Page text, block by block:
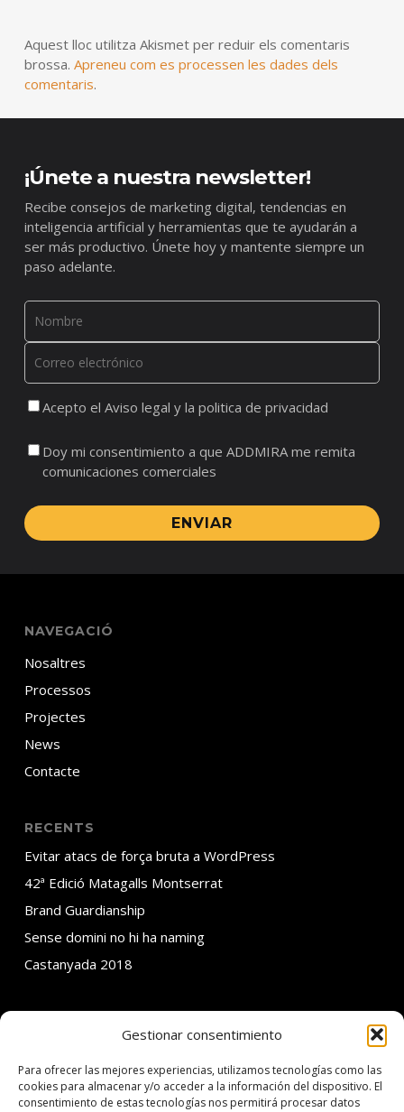
Gestionar consentimiento
Para ofrecer las mejores experiencias, utilizamos tecnologías como las
cookies para almacenar y/o acceder a la información del dispositivo. El
consentimiento de estas tecnologías nos permitirá procesar datos
Aquest lloc utilitza Akismet per reduir els comentaris
brossa. Apreneu com es processen les dades dels
comentaris.
¡Únete a nuestra newsletter!
Recibe consejos de marketing digital, tendencias en
inteligencia artificial y herramientas que te ayudarán a
ser más productivo. Únete hoy y mantente siempre un
paso adelante.
Acepto el Aviso legal y la politica de privacidad
Doy mi consentimiento a que ADDMIRA me remita
comunicaciones comerciales
ENVIAR
NAVEGACIÓ
Nosaltres
Processos
Projectes
News
Contacte
RECENTS
Evitar atacs de força bruta a WordPress
42ª Edició Matagalls Montserrat
Brand Guardianship
Sense domini no hi ha naming
Castanyada 2018
C. Calvet 30 3er 1a
08021 Barcelona